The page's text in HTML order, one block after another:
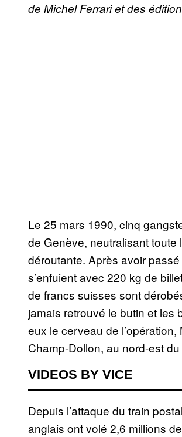
de Michel Ferrari et des
Le 25 mars 1990, cinq
de Genève, neutralisant
déroutante. Après avoir
s’enfuient avec 220 kg de
de francs suisses sont
jamais retrouvé le butin et les
eux le cerveau de
Champ-Dollon, au nord-est
VIDEOS BY VICE
Depuis l’attaque du train
anglais ont volé 2,6 millions